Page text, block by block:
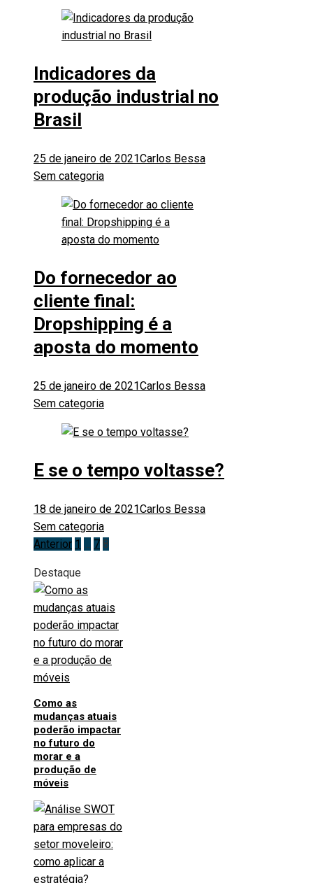
Indicadores da
produção industrial no
Brasil
25 de janeiro de 2021Carlos Bessa
Sem categoria
Do fornecedor ao
cliente final:
Dropshipping é a
aposta do momento
25 de janeiro de 2021Carlos Bessa
Sem categoria
E se o tempo voltasse?
18 de janeiro de 2021Carlos Bessa
Sem categoria
Paginação
de
posts
Anterior 1 7 8
Destaque
Como as
mudanças atuais
poderão impactar
no futuro do
morar e a
produção de
móveis